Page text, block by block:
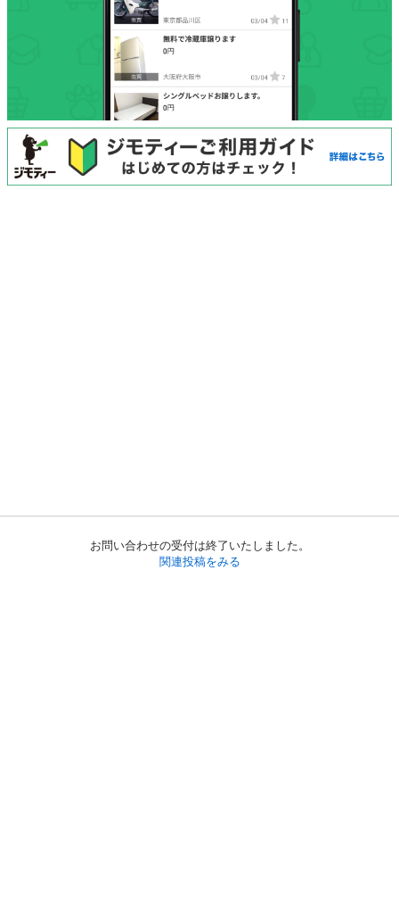
お問い合わせの受付は終了いたしました。
関連投稿をみる